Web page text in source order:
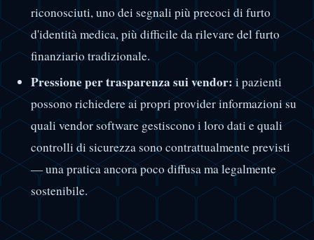
riconosciuti, uno dei segnali più precoci di furto
d'identità medica, più difficile da rilevare del furto
finanziario tradizionale.
Pressione per trasparenza sui vendor: i pazienti
possono richiedere ai propri provider informazioni su
quali vendor software gestiscono i loro dati e quali
controlli di sicurezza sono contrattualmente previsti
— una pratica ancora poco diffusa ma legalmente
sostenibile.